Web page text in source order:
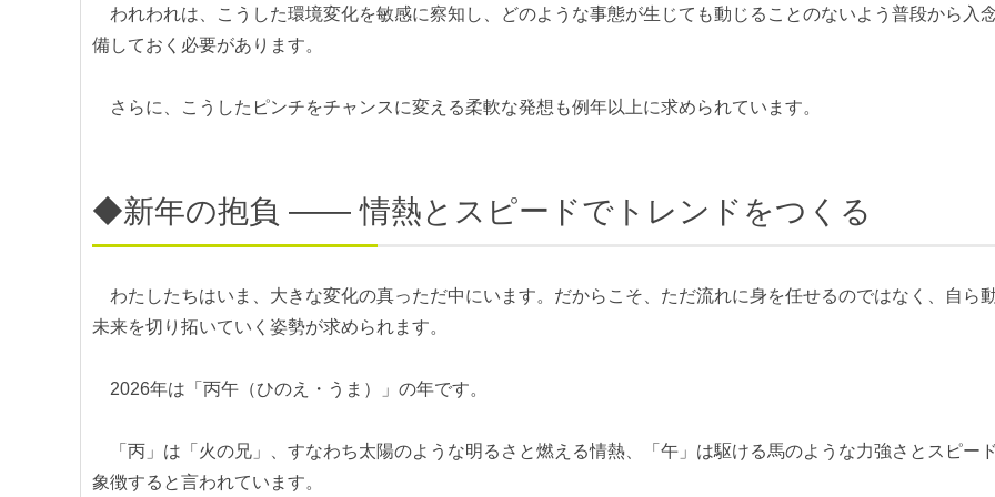
われわれは、こうした環境変化を敏感に察知し、どのような事態が生じても動じることのないよう普段から入
備しておく必要があります。
さらに、こうしたピンチをチャンスに変える柔軟な発想も例年以上に求められています。
◆新年の抱負 ―― 情熱とスピードでトレンドをつくる
わたしたちはいま、大きな変化の真っただ中にいます。だからこそ、ただ流れに身を任せるのではなく、自ら動
未来を切り拓いていく姿勢が求められます。
2026年は「丙午（ひのえ・うま）」の年です。
「丙」は「火の兄」、すなわち太陽のような明るさと燃える情熱、「午」は駆ける馬のような力強さとスピー
象徴すると言われています。